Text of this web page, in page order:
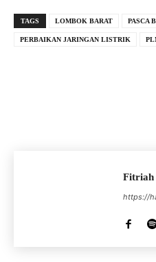
TAGS LOMBOK BARAT PASCA
PERBAIKAN JARINGAN LISTRIK
Fitriah
https://